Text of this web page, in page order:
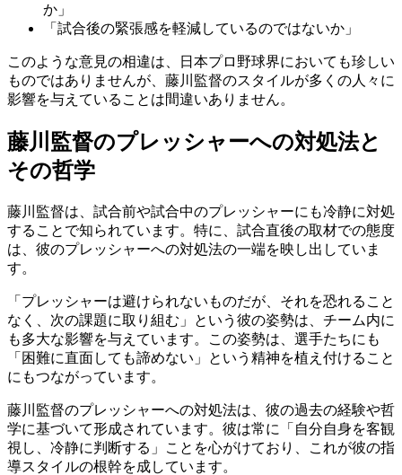
か」
「試合後の緊張感を軽減しているのではないか」
このような意見の相違は、日本プロ野球界においても珍しい
ものではありませんが、藤川監督のスタイルが多くの人々に
影響を与えていることは間違いありません。
藤川監督のプレッシャーへの対処法と
その哲学
藤川監督は、試合前や試合中のプレッシャーにも冷静に対処
することで知られています。特に、試合直後の取材での態度
は、彼のプレッシャーへの対処法の一端を映し出していま
す。
「プレッシャーは避けられないものだが、それを恐れること
なく、次の課題に取り組む」という彼の姿勢は、チーム内に
も多大な影響を与えています。この姿勢は、選手たちにも
「困難に直面しても諦めない」という精神を植え付けること
にもつながっています。
藤川監督のプレッシャーへの対処法は、彼の過去の経験や哲
学に基づいて形成されています。彼は常に「自分自身を客観
視し、冷静に判断する」ことを心がけており、これが彼の指
導スタイルの根幹を成しています。